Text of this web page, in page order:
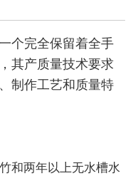
个完全保留着全手
其产质量技术要求
制作工艺和质量特
和两年以上无水槽水